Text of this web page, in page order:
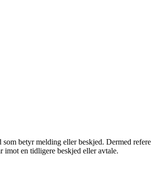
betyr melding eller beskjed. Dermed
imot en tidligere beskjed eller avtale.